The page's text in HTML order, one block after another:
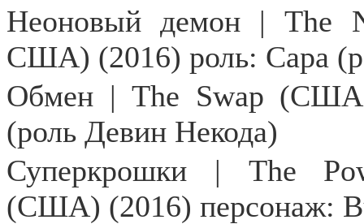
Неоновый демон |The
США) (2016) роль: Сара
Обмен | The Swap
(роль Девин Некода)
Суперкрошки | The
(США) (2016) персонаж: